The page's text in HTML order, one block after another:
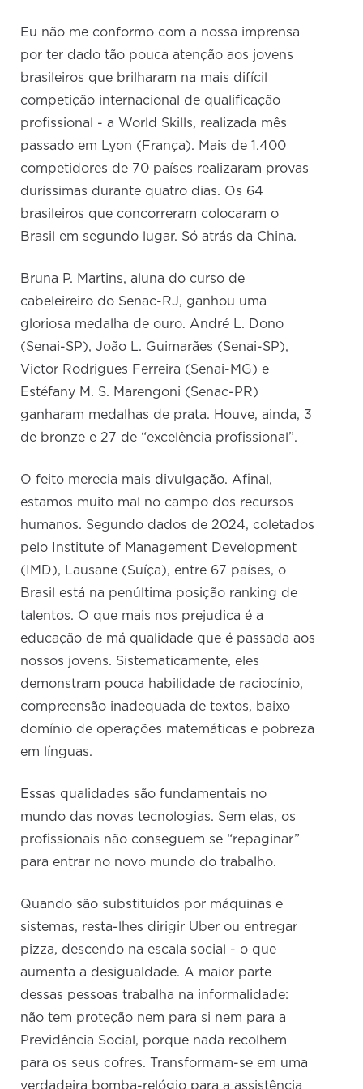
Eu não me conformo com a nossa imprensa
por ter dado tão pouca atenção aos jovens
brasileiros que brilharam na mais difícil
competição internacional de qualificação
profissional - a World Skills, realizada mês
passado em Lyon (França). Mais de 1.400
competidores de 70 países realizaram provas
duríssimas durante quatro dias. Os 64
brasileiros que concorreram colocaram o
Brasil em segundo lugar. Só atrás da China.
Bruna P. Martins, aluna do curso de
cabeleireiro do Senac-RJ, ganhou uma
gloriosa medalha de ouro. André L. Dono
(Senai-SP), João L. Guimarães (Senai-SP),
Victor Rodrigues Ferreira (Senai-MG) e
Estéfany M. S. Marengoni (Senac-PR)
ganharam medalhas de prata. Houve, ainda, 3
de bronze e 27 de “excelência profissional”.
O feito merecia mais divulgação. Afinal,
estamos muito mal no campo dos recursos
humanos. Segundo dados de 2024, coletados
pelo Institute of Management Development
(IMD), Lausane (Suíça), entre 67 países, o
Brasil está na penúltima posição ranking de
talentos. O que mais nos prejudica é a
educação de má qualidade que é passada aos
nossos jovens. Sistematicamente, eles
demonstram pouca habilidade de raciocínio,
compreensão inadequada de textos, baixo
domínio de operações matemáticas e pobreza
em línguas.
Essas qualidades são fundamentais no
mundo das novas tecnologias. Sem elas, os
profissionais não conseguem se “repaginar”
para entrar no novo mundo do trabalho.
Quando são substituídos por máquinas e
sistemas, resta-lhes dirigir Uber ou entregar
pizza, descendo na escala social - o que
aumenta a desigualdade. A maior parte
dessas pessoas trabalha na informalidade:
não tem proteção nem para si nem para a
Previdência Social, porque nada recolhem
para os seus cofres. Transformam-se em uma
verdadeira bomba-relógio para a assistência